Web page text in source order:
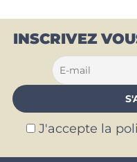
INSCRIVEZ
J'accepte la